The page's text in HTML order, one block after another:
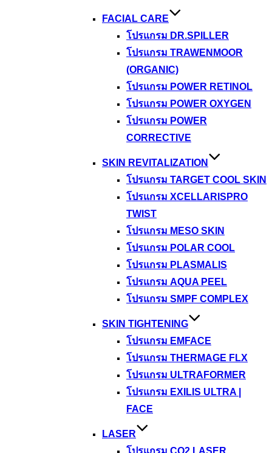
FACIAL CARE
โปรแกรม DR.SPILLER
โปรแกรม TRAWENMOOR
(ORGANIC)
โปรแกรม POWER RETINOL
โปรแกรม POWER OXYGEN
โปรแกรม POWER
CORRECTIVE
SKIN REVITALIZATION
โปรแกรม TARGET COOL SKIN
โปรแกรม XCELLARISPRO
TWIST
โปรแกรม MESO SKIN
โปรแกรม POLAR COOL
โปรแกรม PLASMALIS
โปรแกรม AQUA PEEL
โปรแกรม SMPF COMPLEX
SKIN TIGHTENING
โปรแกรม EMFACE
โปรแกรม THERMAGE FLX
โปรแกรม ULTRAFORMER
โปรแกรม EXILIS ULTRA |
FACE
LASER